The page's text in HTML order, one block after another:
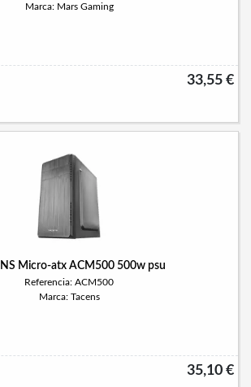
Marca: Mars Gaming
33,55 €
Micro-atx ACM500 500w psu
Referencia: ACM500
Marca: Tacens
35,10 €